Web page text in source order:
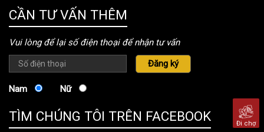
CẦN TƯ VẤN THÊM
Vui lòng để lại số điện thoại để nhận tư vấn
Nam Nữ
TÌM CHÚNG TÔI TRÊN FACEBOOK Đi chợ